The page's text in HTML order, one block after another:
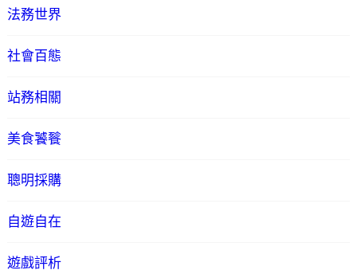
法務世界
社會百態
站務相關
美食饕餮
聰明採購
自遊自在
遊戲評析